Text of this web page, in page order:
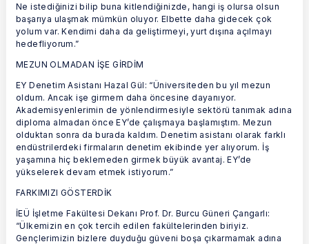
Ne istediğinizi bilip buna kitlendiğinizde, hangi iş olursa olsun
başarıya ulaşmak mümkün oluyor. Elbette daha gidecek çok
yolum var. Kendimi daha da geliştirmeyi, yurt dışına açılmayı
hedefliyorum.”
MEZUN OLMADAN İŞE GİRDİM
EY Denetim Asistanı Hazal Gül: “Üniversiteden bu yıl mezun
oldum. Ancak işe girmem daha öncesine dayanıyor.
Akademisyenlerimin de yönlendirmesiyle sektörü tanımak adına
diploma almadan önce EY’de çalışmaya başlamıştım. Mezun
olduktan sonra da burada kaldım. Denetim asistanı olarak farklı
endüstrilerdeki firmaların denetim ekibinde yer alıyorum. İş
yaşamına hiç beklemeden girmek büyük avantaj. EY’de
yükselerek devam etmek istiyorum.”
FARKIMIZI GÖSTERDİK
İEÜ İşletme Fakültesi Dekanı Prof. Dr. Burcu Güneri Çangarlı:
“Ülkemizin en çok tercih edilen fakültelerinden biriyiz.
Gençlerimizin bizlere duyduğu güveni boşa çıkarmamak adına